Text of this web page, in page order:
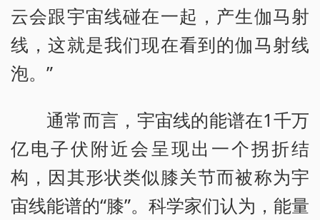
云会跟宇宙线碰在一起，产生伽马射
线，这就是我们现在看到的伽马射线
泡。”
通常而言，宇宙线的能谱在1千万
亿电子伏附近会呈现出一个拐折结
构，因其形状类似膝关节而被称为宇
宙线能谱的“膝”。科学家们认为，能量